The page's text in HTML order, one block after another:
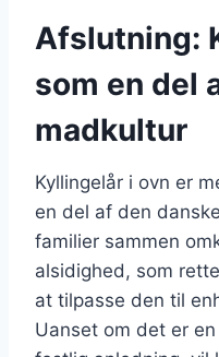
Afslutning:
som en del
madkultur
Kyllingelår i ovn er
en del af den
familier sammen
alsidighed, som
at tilpasse den til
Uanset om det er